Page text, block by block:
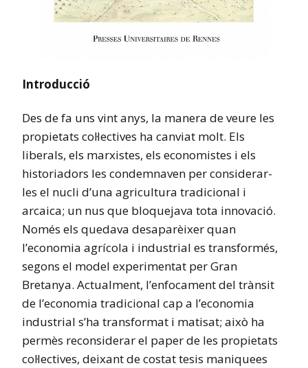
Introducció
Des de fa uns vint anys, la manera de veure les
propietats col·lectives ha canviat molt. Els
liberals, els marxistes, els economistes i els
historiadors les condemnaven per considerar-
les el nucli d’una agricultura tradicional i
arcaica; un nus que bloquejava tota innovació.
Només els quedava desaparèixer quan
l’economia agrícola i industrial es transformés,
segons el model experimentat per Gran
Bretanya. Actualment, l’enfocament del trànsit
de l’economia tradicional cap a l’economia
industrial s’ha transformat i matisat; això ha
permès reconsiderar el paper de les propietats
col·lectives, deixant de costat tesis maniquees